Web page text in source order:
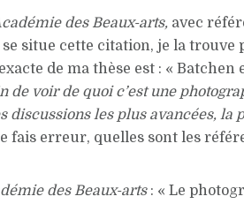
des Beaux-arts, avec
situe cette citation, je la trouve
de ma thèse est : «
de voir de quoi c’est une
les plus avancées, la
fais erreur, quelles sont les
des Beaux-arts : « Le